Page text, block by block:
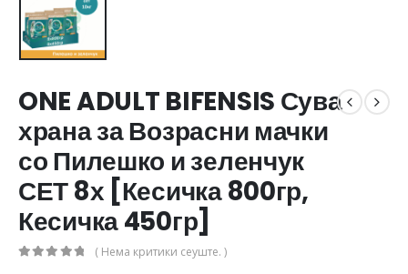
ONE ADULT BIFENSIS Сува
храна за Возрасни мачки
со Пилешко и зеленчук
СЕТ 8х [Кесичка 800гр,
Кесичка 450гр]
( Нема критики сеуште. )